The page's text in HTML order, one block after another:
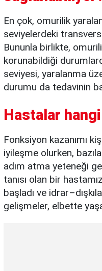
En çok, omurilik
seviyelerdeki
Bununla birlikte,
korunabildiği
seviyesi, yaralanma
durumu da tedavinin
Hastalar
Fonksiyon kazanımı
iyileşme olurken,
adım atma yeteneği
tanısı olan bir
başladı ve
gelişmeler, elbette